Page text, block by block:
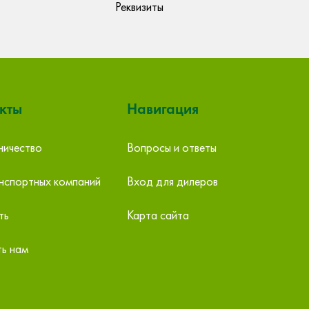
Реквизиты
МСК-Строительные Технологии, ООО
тел: +7 (343) 385-60-29
компаний
нам
Навигация
Вопросы и ответы
Вход для дилеров
Карта сайта